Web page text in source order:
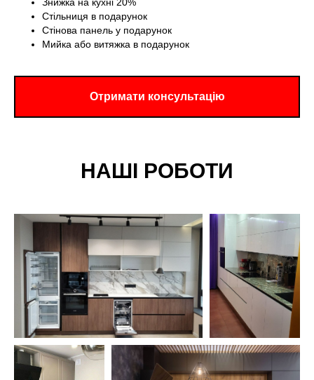
Знижка на кухні 20%
Стільниця в подарунок
Стінова панель у подарунок
Мийка або витяжка в подарунок
Отримати консультацію
НАШІ РОБОТИ